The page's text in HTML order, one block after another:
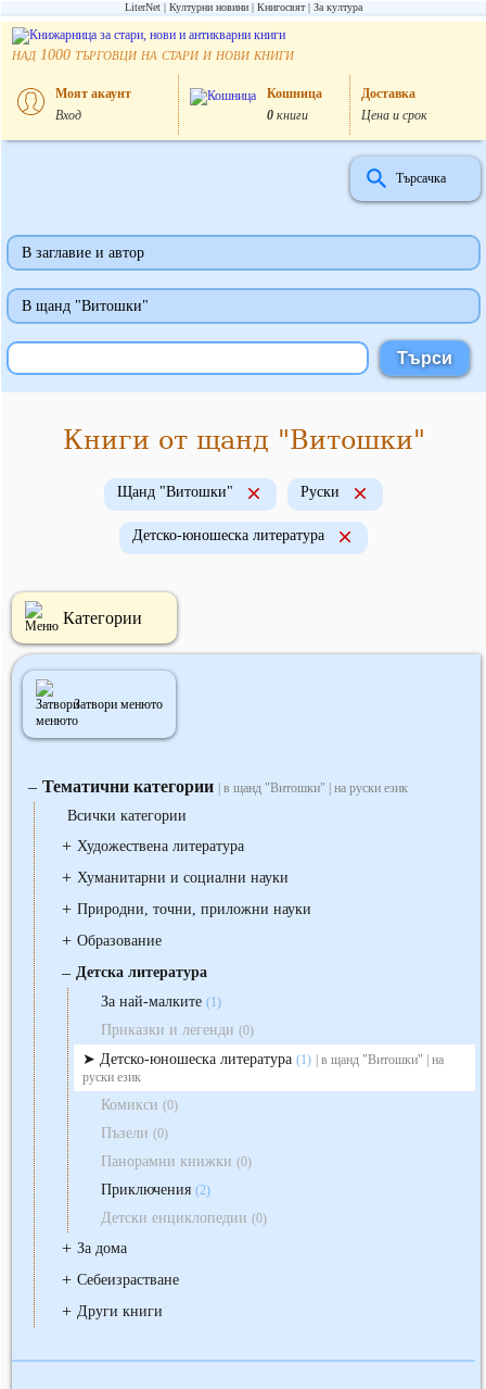
LiterNet Културни новини Книгосвят За култура
над 1000 търговци на стари и нови книги
Моят акаунт
Вход
Кошница
0книги
Доставка
Цена и срок
Търсачка
В заглавие и автор
В щанд "Витошки"
Книги от щанд "Витошки"
Щанд "Витошки" Руски
Детско-юношеска литература
Категории
Затвори менюто
‒ Тематични категории | в щанд "Витошки" | на руски език
Всички категории
+ Художествена литература
+ Хуманитарни и социални науки
+ Природни, точни, приложни науки
+ Образование
‒ Детска литература
За най-малките (1)
Приказки и легенди (0)
Детско-юношеска литература (1)
| в щанд "Витошки" | на
руски език
Комикси (0)
Пъзели (0)
Панорамни книжки (0)
Приключения (2)
Детски енциклопедии (0)
+ За дома
+ Себеизрастване
+ Други книги